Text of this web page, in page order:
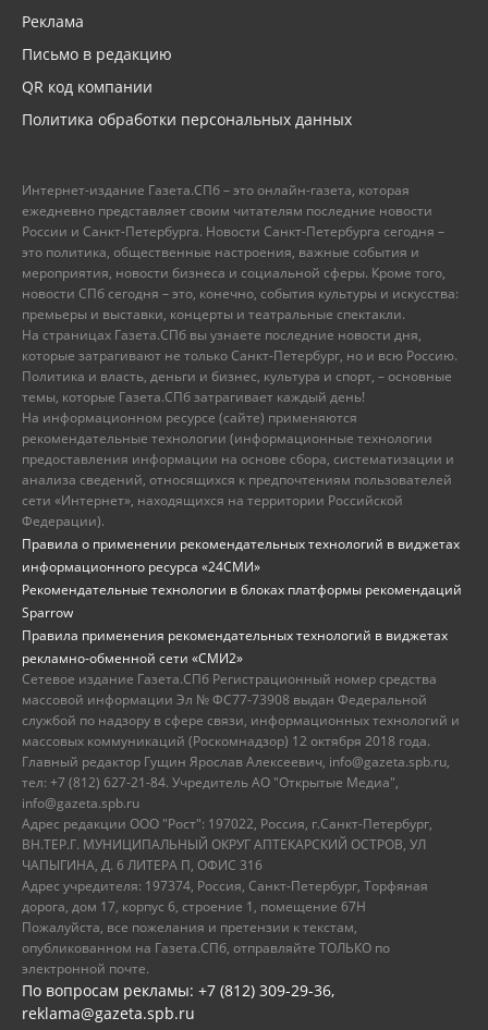
Реклама
Письмо в редакцию
QR код компании
Политика обработки персональных данных
Интернет-издание Газета.СПб – это онлайн-газета, которая
ежедневно представляет своим читателям последние новости
России и Санкт-Петербурга. Новости Санкт-Петербурга сегодня –
это политика, общественные настроения, важные события и
мероприятия, новости бизнеса и социальной сферы. Кроме того,
новости СПб сегодня – это, конечно, события культуры и искусства:
премьеры и выставки, концерты и театральные спектакли.
На страницах Газета.СПб вы узнаете последние новости дня,
которые затрагивают не только Санкт-Петербург, но и всю Россию.
Политика и власть, деньги и бизнес, культура и спорт, – основные
темы, которые Газета.СПб затрагивает каждый день!
На информационном ресурсе (сайте) применяются
рекомендательные технологии (информационные технологии
предоставления информации на основе сбора, систематизации и
анализа сведений, относящихся к предпочтениям пользователей
сети «Интернет», находящихся на территории Российской
Федерации).
Правила о применении рекомендательных технологий в виджетах
информационного ресурса «24СМИ»
Рекомендательные технологии в блоках платформы рекомендаций
Sparrow
Правила применения рекомендательных технологий в виджетах
рекламно-обменной сети «СМИ2»
Сетевое издание Газета.СПб Регистрационный номер средства
массовой информации Эл № ФС77-73908 выдан Федеральной
службой по надзору в сфере связи, информационных технологий и
массовых коммуникаций (Роскомнадзор) 12 октября 2018 года.
Главный редактор Гущин Ярослав Алексеевич, info@gazeta.spb.ru,
тел: +7 (812) 627-21-84. Учредитель АО "Открытые Медиа",
info@gazeta.spb.ru
Адрес редакции ООО "Рост": 197022, Россия, г.Санкт-Петербург,
ВН.ТЕР.Г. МУНИЦИПАЛЬНЫЙ ОКРУГ АПТЕКАРСКИЙ ОСТРОВ, УЛ
ЧАПЫГИНА, Д. 6 ЛИТЕРА П, ОФИС 316
Адрес учредителя: 197374, Россия, Санкт-Петербург, Торфяная
дорога, дом 17, корпус 6, строение 1, помещение 67Н
Пожалуйста, все пожелания и претензии к текстам,
опубликованном на Газета.СПб, отправляйте ТОЛЬКО по
электронной почте.
По вопросам рекламы: +7 (812) 309-29-36,
reklama@gazeta.spb.ru